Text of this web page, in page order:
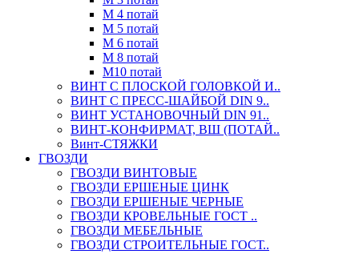
М 4 потай
М 5 потай
М 6 потай
М 8 потай
М10 потай
ВИНТ С ПЛОСКОЙ ГОЛОВКОЙ И..
ВИНТ С ПРЕСС-ШАЙБОЙ DIN 9..
ВИНТ УСТАНОВОЧНЫЙ DIN 91..
ВИНТ-КОНФИРМАТ, ВШ (ПОТАЙ..
Винт-СТЯЖКИ
ГВОЗДИ
ГВОЗДИ ВИНТОВЫЕ
ГВОЗДИ ЕРШЕНЫЕ ЦИНК
ГВОЗДИ ЕРШЕНЫЕ ЧЕРНЫЕ
ГВОЗДИ КРОВЕЛЬНЫЕ ГОСТ ..
ГВОЗДИ МЕБЕЛЬНЫЕ
ГВОЗДИ СТРОИТЕЛЬНЫЕ ГОСТ..